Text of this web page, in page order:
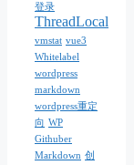
登录
ThreadLocal
vmstat vue3
Whitelabel
wordpress
markdown
wordpress重定
向 WP
Githuber
Markdown 创